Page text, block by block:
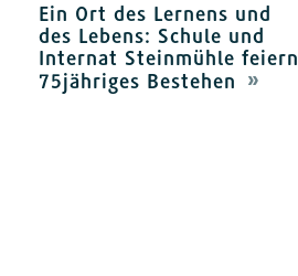
Ein Ort des Lernens und
des Lebens: Schule und
Internat Steinmühle feiern
75jähriges Bestehen